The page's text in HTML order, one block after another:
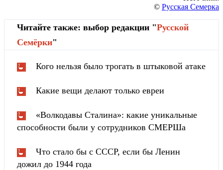
© Русская Семерка
Читайте также: выбор редакции "Русской
Cемёрки"
Кого нельзя было трогать в штыковой атаке
Какие вещи делают только евреи
«Волкодавы Сталина»: какие уникальные
способности были у сотрудников СМЕРШа
Что стало бы с СССР, если бы Ленин
дожил до 1944 года